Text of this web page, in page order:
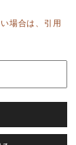
場合は、引用